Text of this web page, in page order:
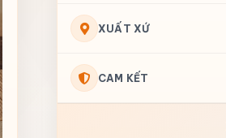
XUẤT XỨ
CAM KẾT